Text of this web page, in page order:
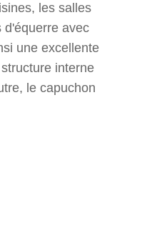
les salles
d'équerre avec
une excellente
interne
le capuchon